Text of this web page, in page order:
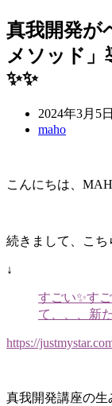
真我開発が
メソッド」
✨✨
2024年3月5日
maho
こんにちは、
続きまして、こ
↓
すごい✨す
て、、、新
https://
真我開発講座の生